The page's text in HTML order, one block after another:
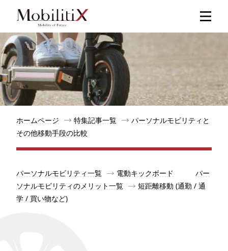
人気記事
特集記事
モビリティ
メリット
ホームページ 特集記事一覧
パーソナルモビリティと
その他移動手段の比較
パーソナルモビリティ一覧 電動キックボード
パー
ソナルモビリティのメリット一覧
短距離移動 (通勤 / 通
学 / 買い物など)